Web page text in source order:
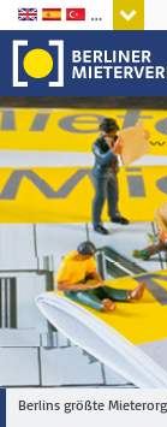
Sprachen
Berlins größte